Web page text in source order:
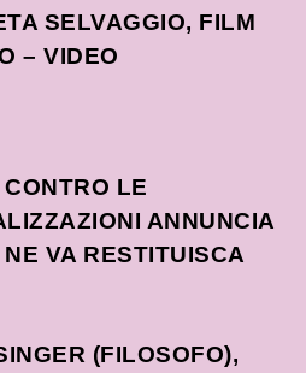
SELVAGGIO, FILM
– VIDEO
LE
ANNUNCIA
VA RESTITUISCA
(FILOSOFO),